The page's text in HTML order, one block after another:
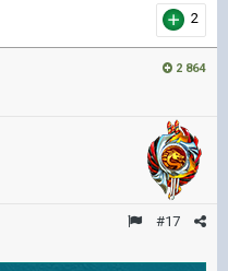
2
2 864
#17